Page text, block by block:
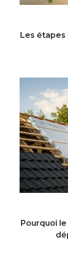
Les étapes
Pourquoi